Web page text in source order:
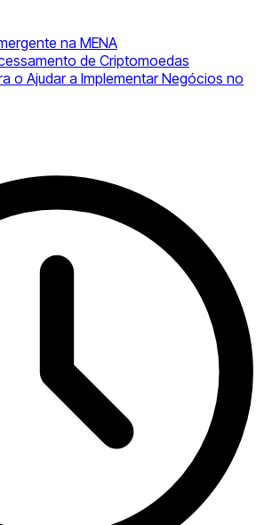
na MENA
de Criptomoedas
o Ajudar a Implementar Negócios no